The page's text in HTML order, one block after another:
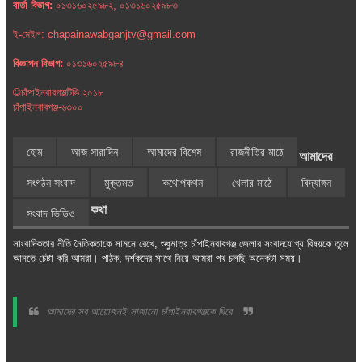
বার্তা বিভাগ: ০১৩১৬০২৫৯৮২, ০১৩১৬০২৫৯৮৩
ই-মেইল: chapainawabganjtv@gmail.com
বিজ্ঞাপন বিভাগ: ০১৩১৬০২৫৯৮৪
©চাঁপাইনবাবগঞ্জটিভি ২০১৮
চাঁপাইনবাবগঞ্জ-৬৩০০
হোম আজ সারাদিন আমাদের বিশেষ রাজনীতির মাঠে
সংগঠন সংবাদ মুক্তমত কথোপকথন খেলার মাঠে বিদ্যাঙ্গন
সংবাদ ভিডিও
আমাদের
কথা
সাংবাদিকতার নীতি নৈতিকতাকে সামনে রেখে, শুধুমাত্র চাঁপাইনবাবগঞ্জ জেলার সংবাদযোগ্য বিষয়কে তুলে
আনতে চেষ্টা করি আমরা। পাঠক, দর্শকদের সাথে নিয়ে আমরা পথ চলছি অনেকটা সময়।
আমাদের সব আয়োজনই সাজানো চাঁপাইনবাবগঞ্জকে ঘিরে